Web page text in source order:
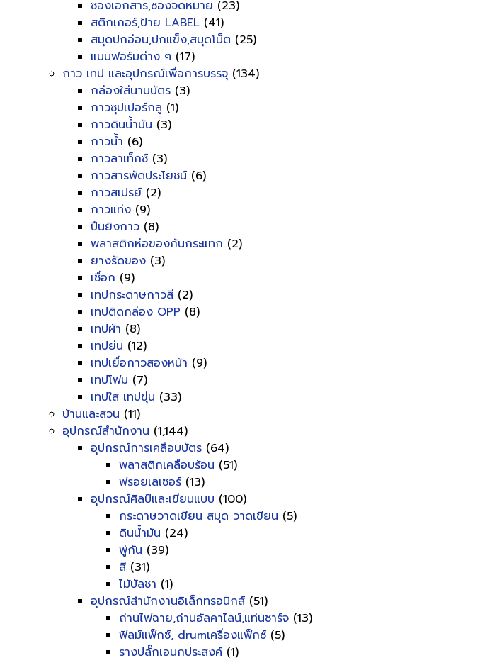
ซองเอกสาร,ซองจดหมาย (23)
สติกเกอร์,ป้าย LABEL (41)
สมุดปกอ่อน,ปกแข็ง,สมุดโน็ต (25)
แบบฟอร์มต่าง ๆ (17)
กาว เทป และอุปกรณ์เพื่อการบรรจุ (134)
กล่องใส่นามบัตร (3)
กาวซุปเปอร์กลู (1)
กาวดินน้ำมัน (3)
กาวน้ำ (6)
กาวลาเท็กซ์ (3)
กาวสารพัดประโยชน์ (6)
กาวสเปรย์ (2)
กาวแท่ง (9)
ปืนยิงกาว (8)
พลาสติกห่อของกันกระแทก (2)
ยางรัดของ (3)
เชื่อก (9)
เทปกระดาษกาวสี (2)
เทปติดกล่อง OPP (8)
เทปผ้า (8)
เทปย่น (12)
เทปเยื่อกาวสองหน้า (9)
เทปโฟม (7)
เทปใส เทปขุ่น (33)
บ้านและสวน (11)
อุปกรณ์สำนักงาน (1,144)
อุปกรณ์การเคลือบบัตร (64)
พลาสติกเคลือบร้อน (51)
ฟรอยเลเซอร์ (13)
อุปกรณ์ศิลป์และเขียนแบบ (100)
กระดาษวาดเขียน สมุด วาดเขียน (5)
ดินน้ำมัน (24)
พู่กัน (39)
สี (31)
ไม้บัลชา (1)
อุปกรณ์สำนักงานอิเล็กทรอนิกส์ (51)
ถ่านไฟฉาย,ถ่านอัลคาไลน์,แท่นชาร์จ (13)
ฟิลม์แฟ็กซ์, drumเครื่องแฟ็กซ์ (5)
รางปลั๊กเอนกประสงค์ (1)